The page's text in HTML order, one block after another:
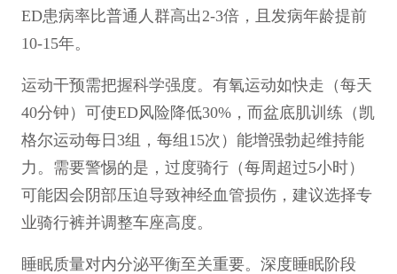
ED患病率比普通人群高出2-3倍，且发病年龄提前
10-15年。
运动干预需把握科学强度。有氧运动如快走（每天
40分钟）可使ED风险降低30%，而盆底肌训练（凯
格尔运动每日3组，每组15次）能增强勃起维持能
力。需要警惕的是，过度骑行（每周超过5小时）
可能因会阴部压迫导致神经血管损伤，建议选择专
业骑行裤并调整车座高度。
睡眠质量对内分泌平衡至关重要。深度睡眠阶段